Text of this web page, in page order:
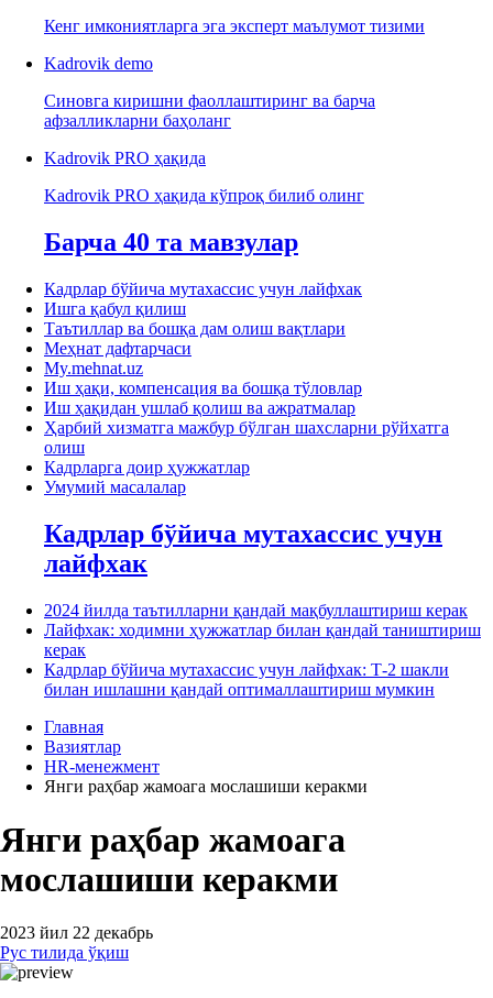
Кенг имкониятларга эга эксперт маълумот тизими
Kadrovik demo
Синовга киришни фаоллаштиринг ва барча
афзалликларни баҳоланг
Kadrovik PRO ҳақида
Kadrovik PRO ҳақида кўпроқ билиб олинг
Барча 40 та мавзулар
Кадрлар бўйича мутахассис учун лайфхак
Ишга қабул қилиш
Таътиллар ва бошқа дам олиш вақтлари
Меҳнат дафтарчаси
My.mehnat.uz
Иш ҳақи, компенсация ва бошқа тўловлар
Иш ҳақидан ушлаб қолиш ва ажратмалар
Ҳарбий хизматга мажбур бўлган шахсларни рўйхатга
олиш
Кадрларга доир ҳужжатлар
Умумий масалалар
Кадрлар бўйича мутахассис учун
лайфхак
2024 йилда таътилларни қандай мақбуллаштириш керак
Лайфхак: ходимни ҳужжатлар билан қандай таништириш
керак
Кадрлар бўйича мутахассис учун лайфхак: Т-2 шакли
билан ишлашни қандай оптималлаштириш мумкин
Главная
Вазиятлар
HR-менежмент
Янги раҳбар жамоага мослашиши керакми
Янги раҳбар жамоага
мослашиши керакми
2023 йил 22 декабрь
Рус тилида ўқиш